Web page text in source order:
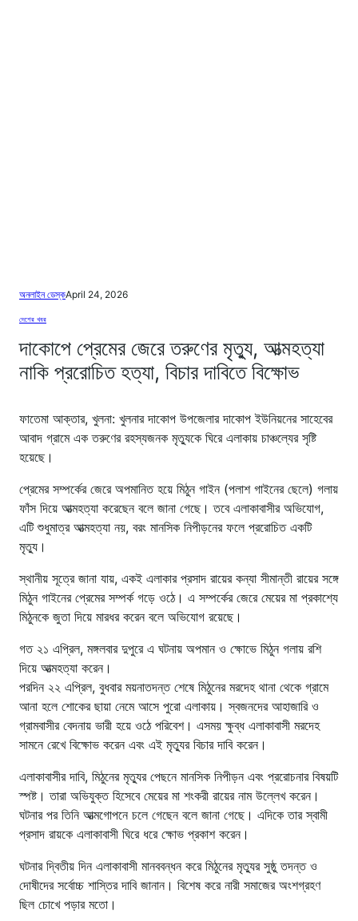
অনলাইন ডেস্কApril 24, 2026
দেশের খবর
দাকোপে প্রেমের জেরে তরুণের মৃত্যু, আত্মহত্যা
নাকি প্ররোচিত হত্যা, বিচার দাবিতে বিক্ষোভ
ফাতেমা আক্তার, খুলনা: খুলনার দাকোপ উপজেলার দাকোপ ইউনিয়নের সাহেবের
আবাদ গ্রামে এক তরুণের রহস্যজনক মৃত্যুকে ঘিরে এলাকায় চাঞ্চল্যের সৃষ্টি
হয়েছে।
প্রেমের সম্পর্কের জেরে অপমানিত হয়ে মিঠুন গাইন (পলাশ গাইনের ছেলে) গলায়
ফাঁস দিয়ে আত্মহত্যা করেছেন বলে জানা গেছে। তবে এলাকাবাসীর অভিযোগ,
এটি শুধুমাত্র আত্মহত্যা নয়, বরং মানসিক নিপীড়নের ফলে প্ররোচিত একটি
মৃত্যু।
স্থানীয় সূত্রে জানা যায়, একই এলাকার প্রসাদ রায়ের কন্যা সীমান্তী রায়ের সঙ্গে
মিঠুন গাইনের প্রেমের সম্পর্ক গড়ে ওঠে। এ সম্পর্কের জেরে মেয়ের মা প্রকাশ্যে
মিঠুনকে জুতা দিয়ে মারধর করেন বলে অভিযোগ রয়েছে।
গত ২১ এপ্রিল, মঙ্গলবার দুপুরে এ ঘটনায় অপমান ও ক্ষোভে মিঠুন গলায় রশি
দিয়ে আত্মহত্যা করেন।
পরদিন ২২ এপ্রিল, বুধবার ময়নাতদন্ত শেষে মিঠুনের মরদেহ থানা থেকে গ্রামে
আনা হলে শোকের ছায়া নেমে আসে পুরো এলাকায়। স্বজনদের আহাজারি ও
গ্রামবাসীর বেদনায় ভারী হয়ে ওঠে পরিবেশ। এসময় ক্ষুব্ধ এলাকাবাসী মরদেহ
সামনে রেখে বিক্ষোভ করেন এবং এই মৃত্যুর বিচার দাবি করেন।
এলাকাবাসীর দাবি, মিঠুনের মৃত্যুর পেছনে মানসিক নিপীড়ন এবং প্ররোচনার বিষয়টি
স্পষ্ট। তারা অভিযুক্ত হিসেবে মেয়ের মা শংকরী রায়ের নাম উল্লেখ করেন।
ঘটনার পর তিনি আত্মগোপনে চলে গেছেন বলে জানা গেছে। এদিকে তার স্বামী
প্রসাদ রায়কে এলাকাবাসী ঘিরে ধরে ক্ষোভ প্রকাশ করেন।
ঘটনার দ্বিতীয় দিন এলাকাবাসী মানববন্ধন করে মিঠুনের মৃত্যুর সুষ্ঠু তদন্ত ও
দোষীদের সর্বোচ্চ শাস্তির দাবি জানান। বিশেষ করে নারী সমাজের অংশগ্রহণ
ছিল চোখে পড়ার মতো।